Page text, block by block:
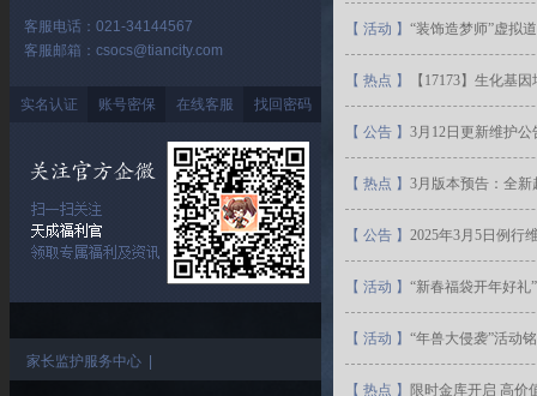
【 活动 】 “装饰造梦师”虚拟
【 热点 】 【17173】生化基
【 公告 】 3月12日更新维护
【 热点 】 3月版本预告：全
【 公告 】 2025年3月5日例行
【 活动 】 “新春福袋开年好礼
【 活动 】 “年兽大侵袭”活动
【 热点 】 限时金库开启 高价
客服电话：021-34144567
客服邮箱：csocs@tiancity.com
实名认证 账号密保 在线客服 找回密码
家长监护服务中心